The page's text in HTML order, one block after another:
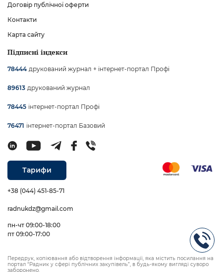
Договір публічної оферти
Контакти
Карта сайту
Підписні індекси
78444 друкований журнал + інтернет-портал Профі
89613 друкований журнал
78445 інтернет-портал Профі
76471 інтернет-портал Базовий
Тарифи
+38 (044) 451-85-71
radnukdz@gmail.com
пн-чт 09:00-18:00
пт 09:00-17:00
Передрук, копіювання або відтворення інформації, яка містить посилання на
портал “Радник у сфері публічних закупівель”, в будь-якому вигляді суворо
заборонено.